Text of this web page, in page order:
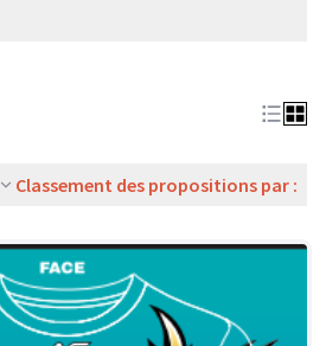
Classement des propositions par :